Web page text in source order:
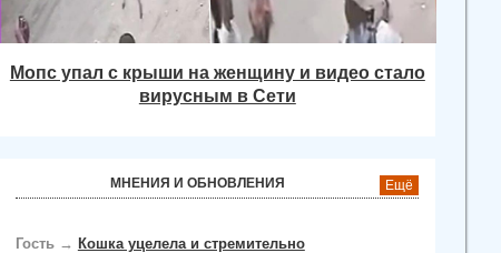
Мопс упал с крыши на женщину и видео стало
вирусным в Сети
МНЕНИЯ И ОБНОВЛЕНИЯ Ещё
Гость → Кошка уцелела и стремительно